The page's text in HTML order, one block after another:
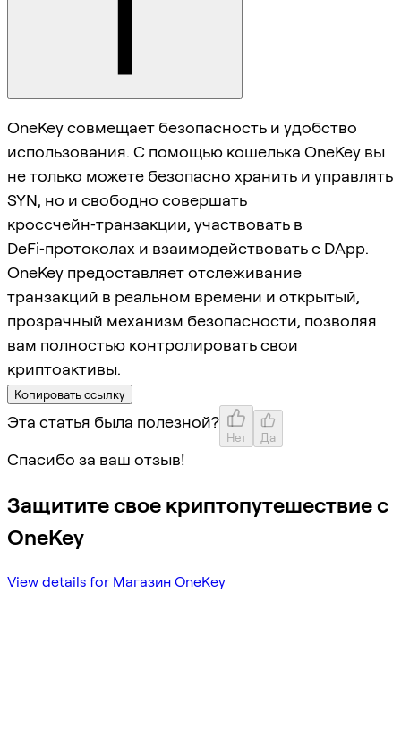
OneKey совмещает безопасность и удобство
использования. С помощью кошелька OneKey вы
не только можете безопасно хранить и управлять
SYN, но и свободно совершать
кроссчейн‑транзакции, участвовать в
DeFi‑протоколах и взаимодействовать с DApp.
OneKey предоставляет отслеживание
транзакций в реальном времени и открытый,
прозрачный механизм безопасности, позволяя
вам полностью контролировать свои
криптоактивы.
Копировать ссылку
Эта статья была полезной?
Нет Да
Спасибо за ваш отзыв!
Защитите свое криптопутешествие с
OneKey
View details for Магазин OneKey